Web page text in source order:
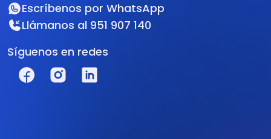
Escríbenos por WhatsApp
Llámanos al 951 907 140
Síguenos en redes